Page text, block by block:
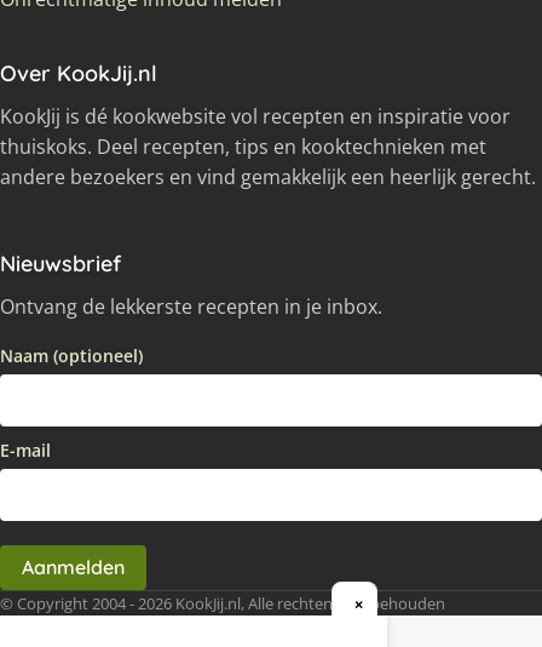
Over KookJij.nl
KookJij is dé kookwebsite vol recepten en inspiratie voor
thuiskoks. Deel recepten, tips en kooktechnieken met
andere bezoekers en vind gemakkelijk een heerlijk gerecht.
Nieuwsbrief
Ontvang de lekkerste recepten in je inbox.
Naam (optioneel)
E-mail
Aanmelden
© Copyright 2004 - 2026 KookJij.nl, Alle rechten voorbehouden
×